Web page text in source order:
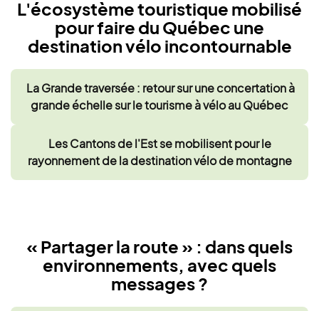
L'écosystème touristique mobilisé
pour faire du Québec une
destination vélo incontournable
La Grande traversée : retour sur une concertation à
grande échelle sur le tourisme à vélo au Québec
Les Cantons de l'Est se mobilisent pour le
rayonnement de la destination vélo de montagne
« Partager la route » : dans quels
environnements, avec quels
messages ?